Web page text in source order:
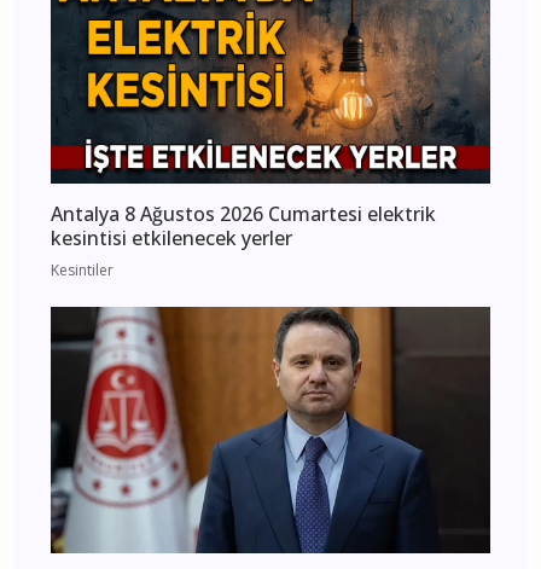
Antalya 8 Ağustos 2026 Cumartesi elektrik
kesintisi etkilenecek yerler
Kesintiler